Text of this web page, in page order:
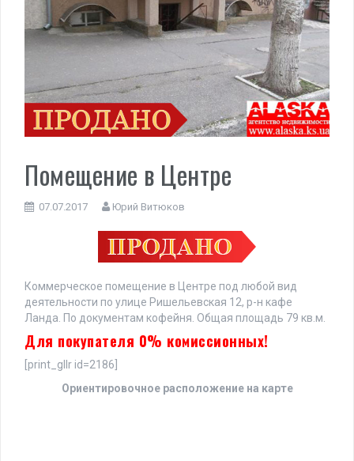
Помещение в Центре
07.07.2017 Юрий Витюков
Коммерческое помещение в Центре под любой вид
деятельности по улице Ришельевская 12, р-н кафе
Ланда. По документам кофейня. Общая площадь 79 кв.м.
Для покупателя 0% комиссионных!
[print_gllr id=2186]
Ориентировочное расположение на карте